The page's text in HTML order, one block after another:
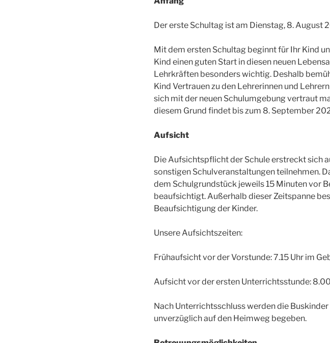
Der erste Schultag ist am Dienstag, 8. August
Mit dem ersten Schultag beginnt für Ihr Kind
Kind einen guten Start in diesen neuen
Lehrkräften besonders wichtig. Deshalb
Kind Vertrauen zu den Lehrerinnen und
sich mit der neuen Schulumgebung vertraut
diesem Grund findet bis zum 8. September
Aufsicht
Die Aufsichtspflicht der Schule erstreckt sich
sonstigen Schulveranstaltungen teilnehmen.
dem Schulgrundstück jeweils 15 Minuten vor
beaufsichtigt. Außerhalb dieser Zeitspanne
Beaufsichtigung der Kinder.
Unsere Aufsichtszeiten:
Frühaufsicht vor der Vorstunde: 7.15 Uhr im
Aufsicht vor der ersten Unterrichtsstunde:
Nach Unterrichtsschluss werden die
unverzüglich auf den Heimweg begeben.